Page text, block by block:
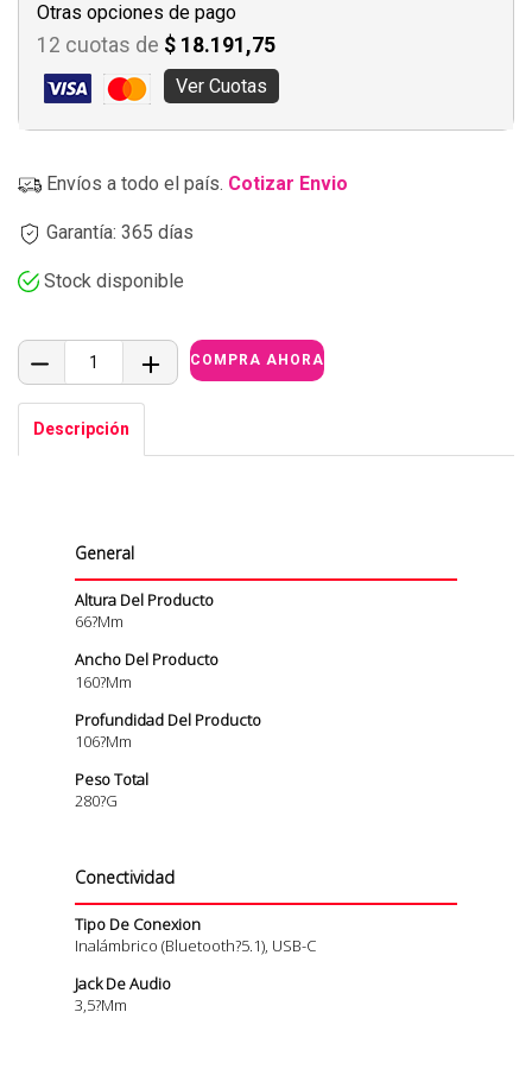
Otras opciones de pago
12 cuotas de $ 18.191,75
Ver Cuotas
Envíos a todo el país. Cotizar Envio
Garantía: 365 días
Stock disponible
Descripción
General
Altura Del Producto
66?mm
Ancho Del Producto
160?mm
Profundidad Del Producto
106?mm
Peso Total
280?g
Conectividad
Tipo De Conexion
Inalámbrico (Bluetooth?5.1), USB-C
Jack De Audio
3,5?mm